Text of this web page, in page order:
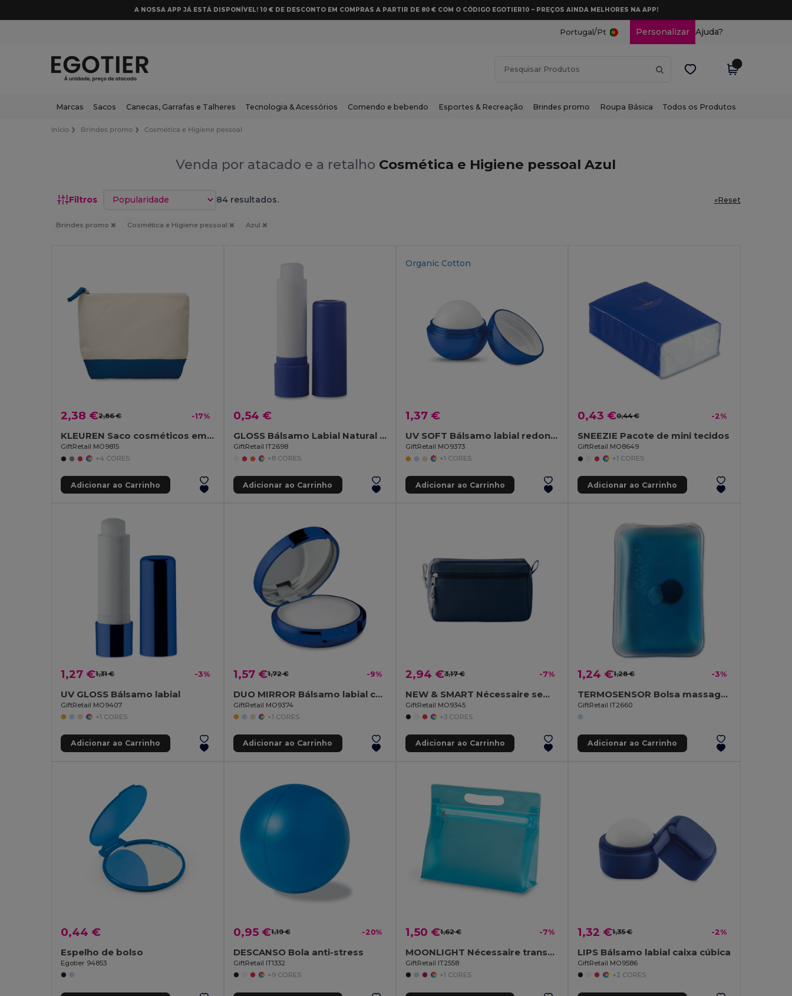
A NOSSA APP JÁ ESTÁ DISPONÍVEL! 10 € DE DESCONTO EM COMPRAS A PARTIR DE 80 € COM O CÓDIGO EGOTIER10 – PREÇOS AINDA MELHORES NA APP!
Portugal /Pt Personalizar Ajuda?
Marcas Sacos Canecas, Garrafas e Talheres Tecnologia & Acessórios Comendo e bebendo Esportes & Recreação Brindes promo Roupa Básica Todos os Produtos
Início Brindes promo Cosmética e Higiene pessoal
Venda por atacado e a retalho Cosmética e Higiene pessoal Azul
Filtros Classificar por 84 resultados. «Reset
Brindes promo Cosmética e Higiene pessoal Azul
2,38 €2,86 € -17%
KLEUREN Saco cosméticos em algodão
GiftRetail MO9815
+4 CORES
Adicionar ao Carrinho
0,54 €
GLOSS Bálsamo Labial Natural com Cores e Proteção SPF10
GiftRetail IT2698
+8 CORES
Adicionar ao Carrinho
Organic Cotton
1,37 €
UV SOFT Bálsamo labial redondo
GiftRetail MO9373
+1 CORES
Adicionar ao Carrinho
0,43 €0,44 € -2%
SNEEZIE Pacote de mini tecidos
GiftRetail MO8649
+1 CORES
Adicionar ao Carrinho
1,27 €1,31 € -3%
UV GLOSS Bálsamo labial
GiftRetail MO9407
+1 CORES
Adicionar ao Carrinho
1,57 €1,72 € -9%
DUO MIRROR Bálsamo labial com espelho
GiftRetail MO9374
+1 CORES
Adicionar ao Carrinho
2,94 €3,17 € -7%
NEW & SMART Nécessaire sem PVC
GiftRetail MO9345
+3 CORES
Adicionar ao Carrinho
1,24 €1,28 € -3%
TERMOSENSOR Bolsa massagem de calor
GiftRetail IT2660
Adicionar ao Carrinho
0,44 €
Espelho de bolso
Egotier 94853
0,95 €1,19 € -20%
DESCANSO Bola anti-stress
GiftRetail IT1332
+9 CORES
1,50 €1,62 € -7%
MOONLIGHT Nécessaire transparente
GiftRetail IT2558
+1 CORES
1,32 €1,35 € -2%
LIPS Bálsamo labial caixa cúbica
GiftRetail MO9586
+2 CORES